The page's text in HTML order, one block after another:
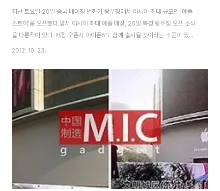
지난 토요일 20일 중국 베이징 번화가 왕푸징에서 아시아 최대 규모인 '애플
스토어'를 오픈했다.앞서 아시아 최대 애플 매장, 20일 북경 왕푸징 오픈 소식
을 다룬적이 있다. 매장 오픈시 아이폰5도 함께 출시될 것이라는 소문이 있었
으나, 소문이었을 뿐 기대했던 아이폰5는 만나볼 수 없었다. 애플은 중국 시장
공격적으로 중국내 매장을 확대하고 있으며왕푸징 쇼핑몰인 신둥안광장(新東
安廣場)에 입주한 이번 애플 스토어는 지상 2층, 지하1층 등 총 3층으로 이뤄
졌으며 총면적은 2300㎡(약 696평) , 총 직원수 300명에 달하는 등 아시아
최대 규모를 자랑한다. 존 브로윗 애플 소매 담당 수석 부사장은 "애플은 현재
전 세계 390개 ..
2012. 10. 23.